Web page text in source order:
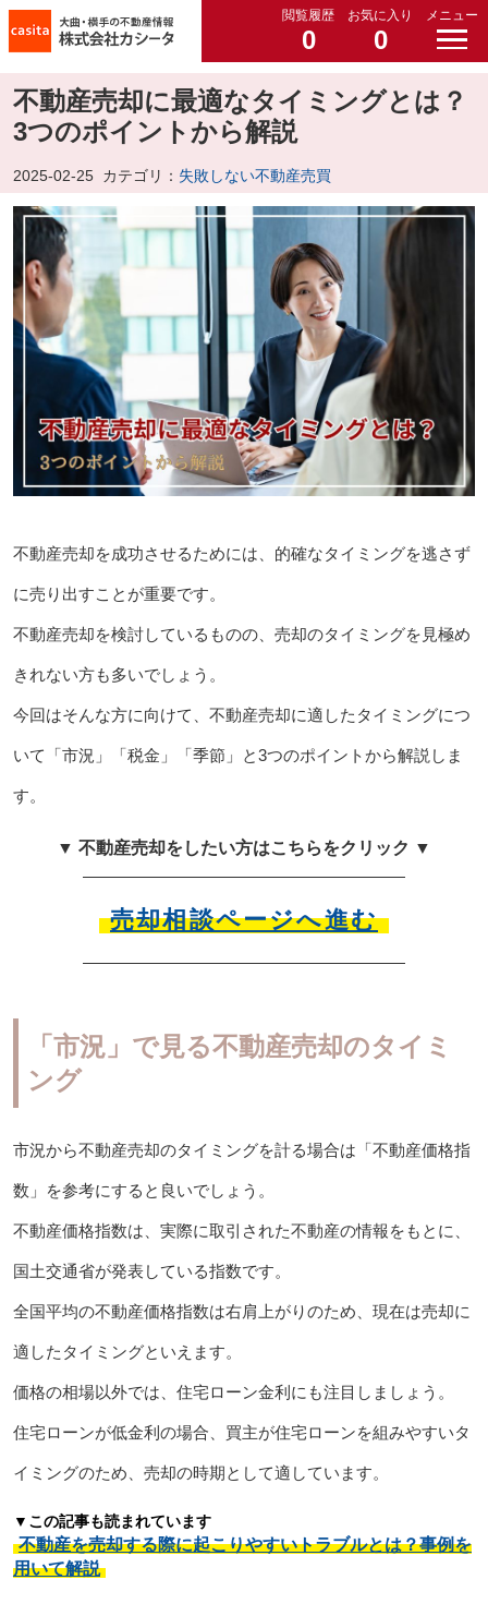
閲覧履歴
0
お気に入り
0
メニュー
不動産売却に最適なタイミングとは？
3つのポイントから解説
2025-02-25 カテゴリ： 失敗しない不動産売買
不動産売却を成功させるためには、的確なタイミングを逃さず
に売り出すことが重要です。
不動産売却を検討しているものの、売却のタイミングを見極め
きれない方も多いでしょう。
今回はそんな方に向けて、不動産売却に適したタイミングにつ
いて「市況」「税金」「季節」と3つのポイントから解説しま
す。
▼ 不動産売却をしたい方はこちらをクリック ▼
売却相談ページへ進む
「市況」で見る不動産売却のタイミ
ング
市況から不動産売却のタイミングを計る場合は「不動産価格指
数」を参考にすると良いでしょう。
不動産価格指数は、実際に取引された不動産の情報をもとに、
国土交通省が発表している指数です。
全国平均の不動産価格指数は右肩上がりのため、現在は売却に
適したタイミングといえます。
価格の相場以外では、住宅ローン金利にも注目しましょう。
住宅ローンが低金利の場合、買主が住宅ローンを組みやすいタ
イミングのため、売却の時期として適しています。
▼この記事も読まれています
不動産を売却する際に起こりやすいトラブルとは？事例を
用いて解説